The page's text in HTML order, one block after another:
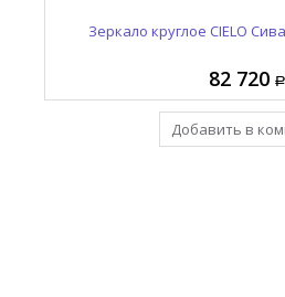
Зеркало круглое CIELO
82 720
Добавить в
Полотенцедержатель CIELO
11 230
Добавить в
Раковина подвесная CIELO
77 975
Уже в